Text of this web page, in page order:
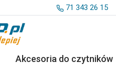
71 343 26 15
Akcesoria do czytników